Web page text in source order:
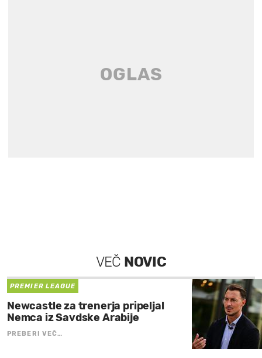
VEČ NOVIC
PREMIER LEAGUE
Newcastle za trenerja pripeljal
Nemca iz Savdske Arabije
PREBERI VEČ…